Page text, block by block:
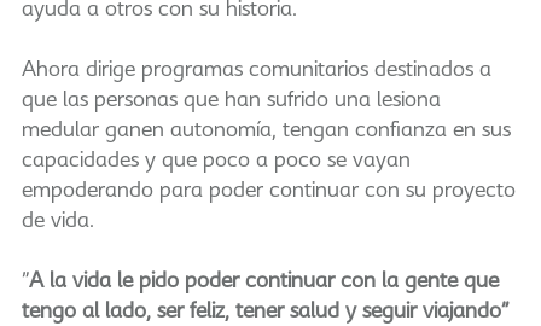
ayuda a otros con su historia.
Ahora dirige programas comunitarios destinados a
que las personas que han sufrido una lesiona
medular ganen autonomía, tengan confianza en sus
capacidades y que poco a poco se vayan
empoderando para poder continuar con su proyecto
de vida.
"A la vida le pido poder continuar con la gente que
tengo al lado, ser feliz, tener salud y seguir viajando"